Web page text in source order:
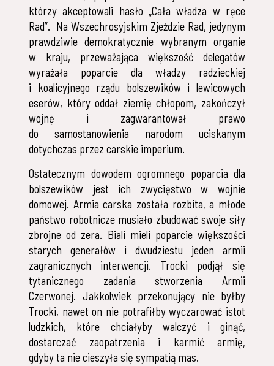
którzy akceptowali hasło „Cała władza w ręce
Rad”. Na Wszechrosyjskim Zjeździe Rad, jedynym
prawdziwie demokratycznie wybranym organie
w kraju, przeważająca większość delegatów
wyrażała poparcie dla władzy radzieckiej
i koalicyjnego rządu bolszewików i lewicowych
eserów, który oddał ziemię chłopom, zakończył
wojnę i zagwarantował prawo
do samostanowienia narodom uciskanym
dotychczas przez carskie imperium.
Ostatecznym dowodem ogromnego poparcia dla
bolszewików jest ich zwycięstwo w wojnie
domowej. Armia carska została rozbita, a młode
państwo robotnicze musiało zbudować swoje siły
zbrojne od zera. Biali mieli poparcie większości
starych generałów i dwudziestu jeden armii
zagranicznych interwencji. Trocki podjął się
tytanicznego zadania stworzenia Armii
Czerwonej. Jakkolwiek przekonujący nie byłby
Trocki, nawet on nie potrafiłby wyczarować istot
ludzkich, które chciałyby walczyć i ginąć,
dostarczać zaopatrzenia i karmić armię,
gdyby ta nie cieszyła się sympatią mas.